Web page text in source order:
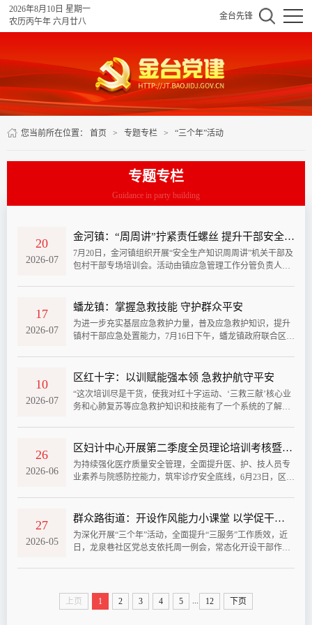
2026年8月10日 星期一
农历丙午年 六月廿八
金台先锋
您当前所在位置： 首页 > 专题专栏 > “三个年”活动
专题专栏
Guidance in party building
20
2026-07
金河镇：“周周讲”拧紧责任螺丝 提升干部安全监管能力
7月20日，金河镇组织开展“安全生产知识周周讲”机关干部及
包村干部专场培训会。活动由镇应急管理工作分管负责人主
安全及地质灾害隐患点监测等内容进行了深入剖析。主讲人
么看”以及入户宣传的“讲什么、怎么讲”，着力提升包村干部
“带着问题下村、盯着隐患...
17
2026-07
蟠龙镇：掌握急救技能 守护群众平安
为进一步充实基层应急救护力量，普及应急救护知识，提升
镇村干部应急处置能力，7月16日下午，蟠龙镇政府联合区红
镇机关、村干部及辖区群众等60余人参与活动。会上介绍了
础知识展开讲解，重点针对心肺复苏（CPR）操作流程、AE
D自动体外除颤仪规范使用、气道异物...
10
2026-07
区红十字：以训赋能强本领 急救护航守平安
“这次培训尽是干货，使我对红十字运动、‘三救三献’核心业
务和心肺复苏等应急救护知识和技能有了一个系统的了解。”
心干好红十字工作，做好为民实事。”据了解，为了全面落实
展“三献”宣传和应急救护培训进社区活动的通知》部署要
求，夯实基层红十字工作...
26
2026-06
区妇计中心开展第二季度全员理论培训考核暨岗位大练兵
为持续强化医疗质量安全管理，全面提升医、护、技人员专
业素养与院感防控能力，筑牢诊疗安全底线，6月23日，区妇
以学促练、以考促优，推动综合服务能力提质升级。本次培
配学习内容。医疗板块聚焦急危重症抢救、合理用药等关键
理论；护理板块系统学习基础护理、...
27
2026-05
群众路街道：开设作风能力小课堂 以学促干提升服务质效
为深化开展“三个年”活动，全面提升“三服务”工作质效，近
日，龙泉巷社区党总支依托周一例会，常态化开设干部作风
贴基层工作需求。既有群众沟通技巧、良好工作习惯养成等
经验分享，也有电脑办公实操技能培训，社区干部轮番登
上页 1 2 3 4 5 12 下页